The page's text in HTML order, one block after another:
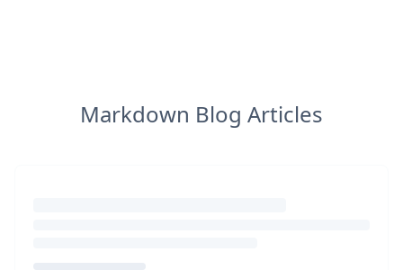
Markdown Blog Articles